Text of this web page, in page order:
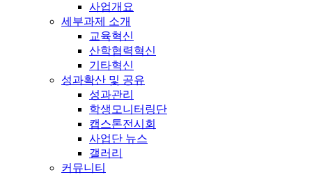
사업개요
세부과제 소개
교육혁신
산학협력혁신
기타혁신
성과확산 및 공유
성과관리
학생모니터링단
캡스톤전시회
사업단 뉴스
갤러리
커뮤니티